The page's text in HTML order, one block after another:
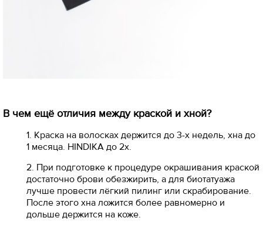
В чем ещё отличия между краской и хной?
1. Краска на волосках держится до 3-х недель, хна до
1 месяца. HINDIKA до 2х.
2. При подготовке к процедуре окрашивания краской
достаточно брови обезжирить, а для биотатуажа
лучше провести лёгкий пилинг или скрабирование.
После этого хна ложится более равномерно и
дольше держится на коже.